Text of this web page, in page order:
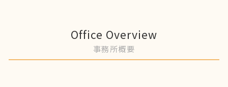
Office Overview
事務所概要